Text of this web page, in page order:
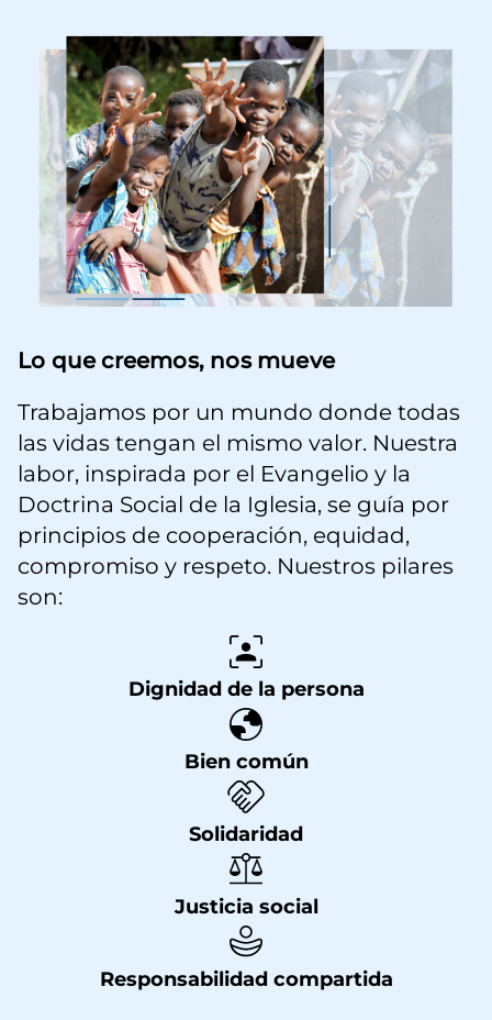
Imagen
Lo que creemos, nos mueve
Trabajamos por un mundo donde todas
las vidas tengan el mismo valor. Nuestra
labor, inspirada por el Evangelio y la
Doctrina Social de la Iglesia, se guía por
principios de cooperación, equidad,
compromiso y respeto. Nuestros pilares
son:
Dignidad de la persona
Bien común
Solidaridad
Justicia social
Responsabilidad compartida